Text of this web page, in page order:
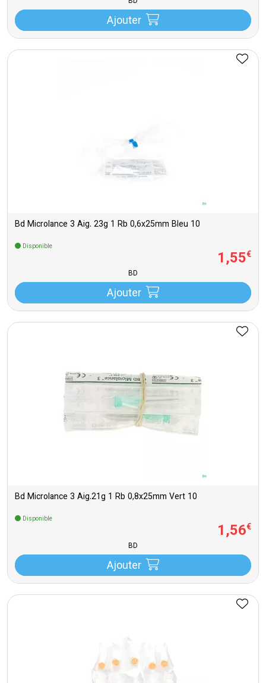
Ajouter
Bd Microlance 3 Aig. 23g 1 Rb 0,6x25mm Bleu 10
Disponible
1,55€
BD
Ajouter
Bd Microlance 3 Aig.21g 1 Rb 0,8x25mm Vert 10
Disponible
1,56€
BD
Ajouter